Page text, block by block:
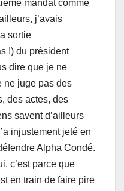
mandat comme
j’avais
sortie
!) du président
dire que je ne
ne juge pas des
des actes, des
savent d’ailleurs
injustement jeté en
Alpha Condé.
c’est parce que
en train de faire pire